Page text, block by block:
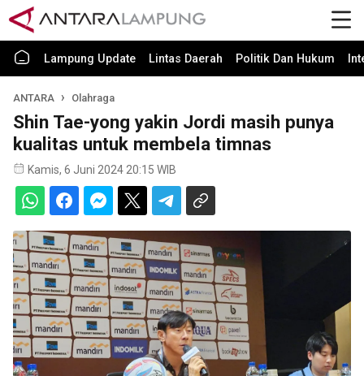
Lampung Update Lintas Daerah Politik Dan Hukum
ANTARA Olahraga
Shin Tae-yong yakin Jordi masih punya
kualitas untuk membela timnas
Kamis, 6 Juni 2024 20:15 WIB